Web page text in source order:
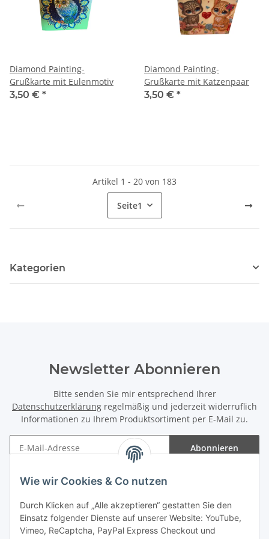
Wie wir Cookies & Co nutzen
Durch Klicken auf „Alle akzeptieren“ gestatten Sie den
Einsatz folgender Dienste auf unserer Website: YouTube,
Vimeo, ReCaptcha, PayPal Express Checkout und
Diamond Painting-
Grußkarte mit Eulenmotiv
3,50 € *
Diamond Painting-
Grußkarte mit Katzenpaar
3,50 € *
Artikel 1 - 20 von 183
Seite1
Kategorien
Newsletter Abonnieren
Bitte senden Sie mir entsprechend Ihrer
Datenschutzerklärung regelmäßig und jederzeit widerruflich
Informationen zu Ihrem Produktsortiment per E-Mail zu.
Abonnieren
Gesetzliche Informationen